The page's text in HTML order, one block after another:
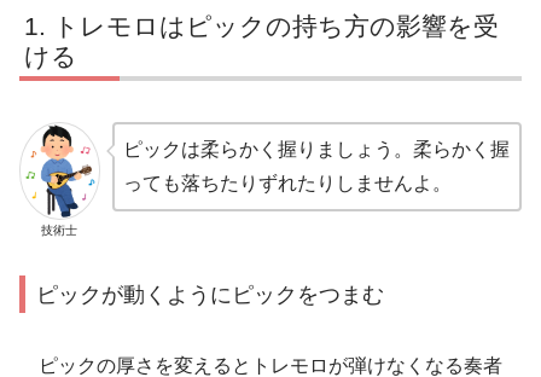
トレモロはピックの持ち方の影響を受
ける
技術士
ピックは柔らかく握りましょう。柔らかく握
っても落ちたりずれたりしませんよ。
ピックが動くようにピックをつまむ
ピックの厚さを変えるとトレモロが弾けなくなる奏者